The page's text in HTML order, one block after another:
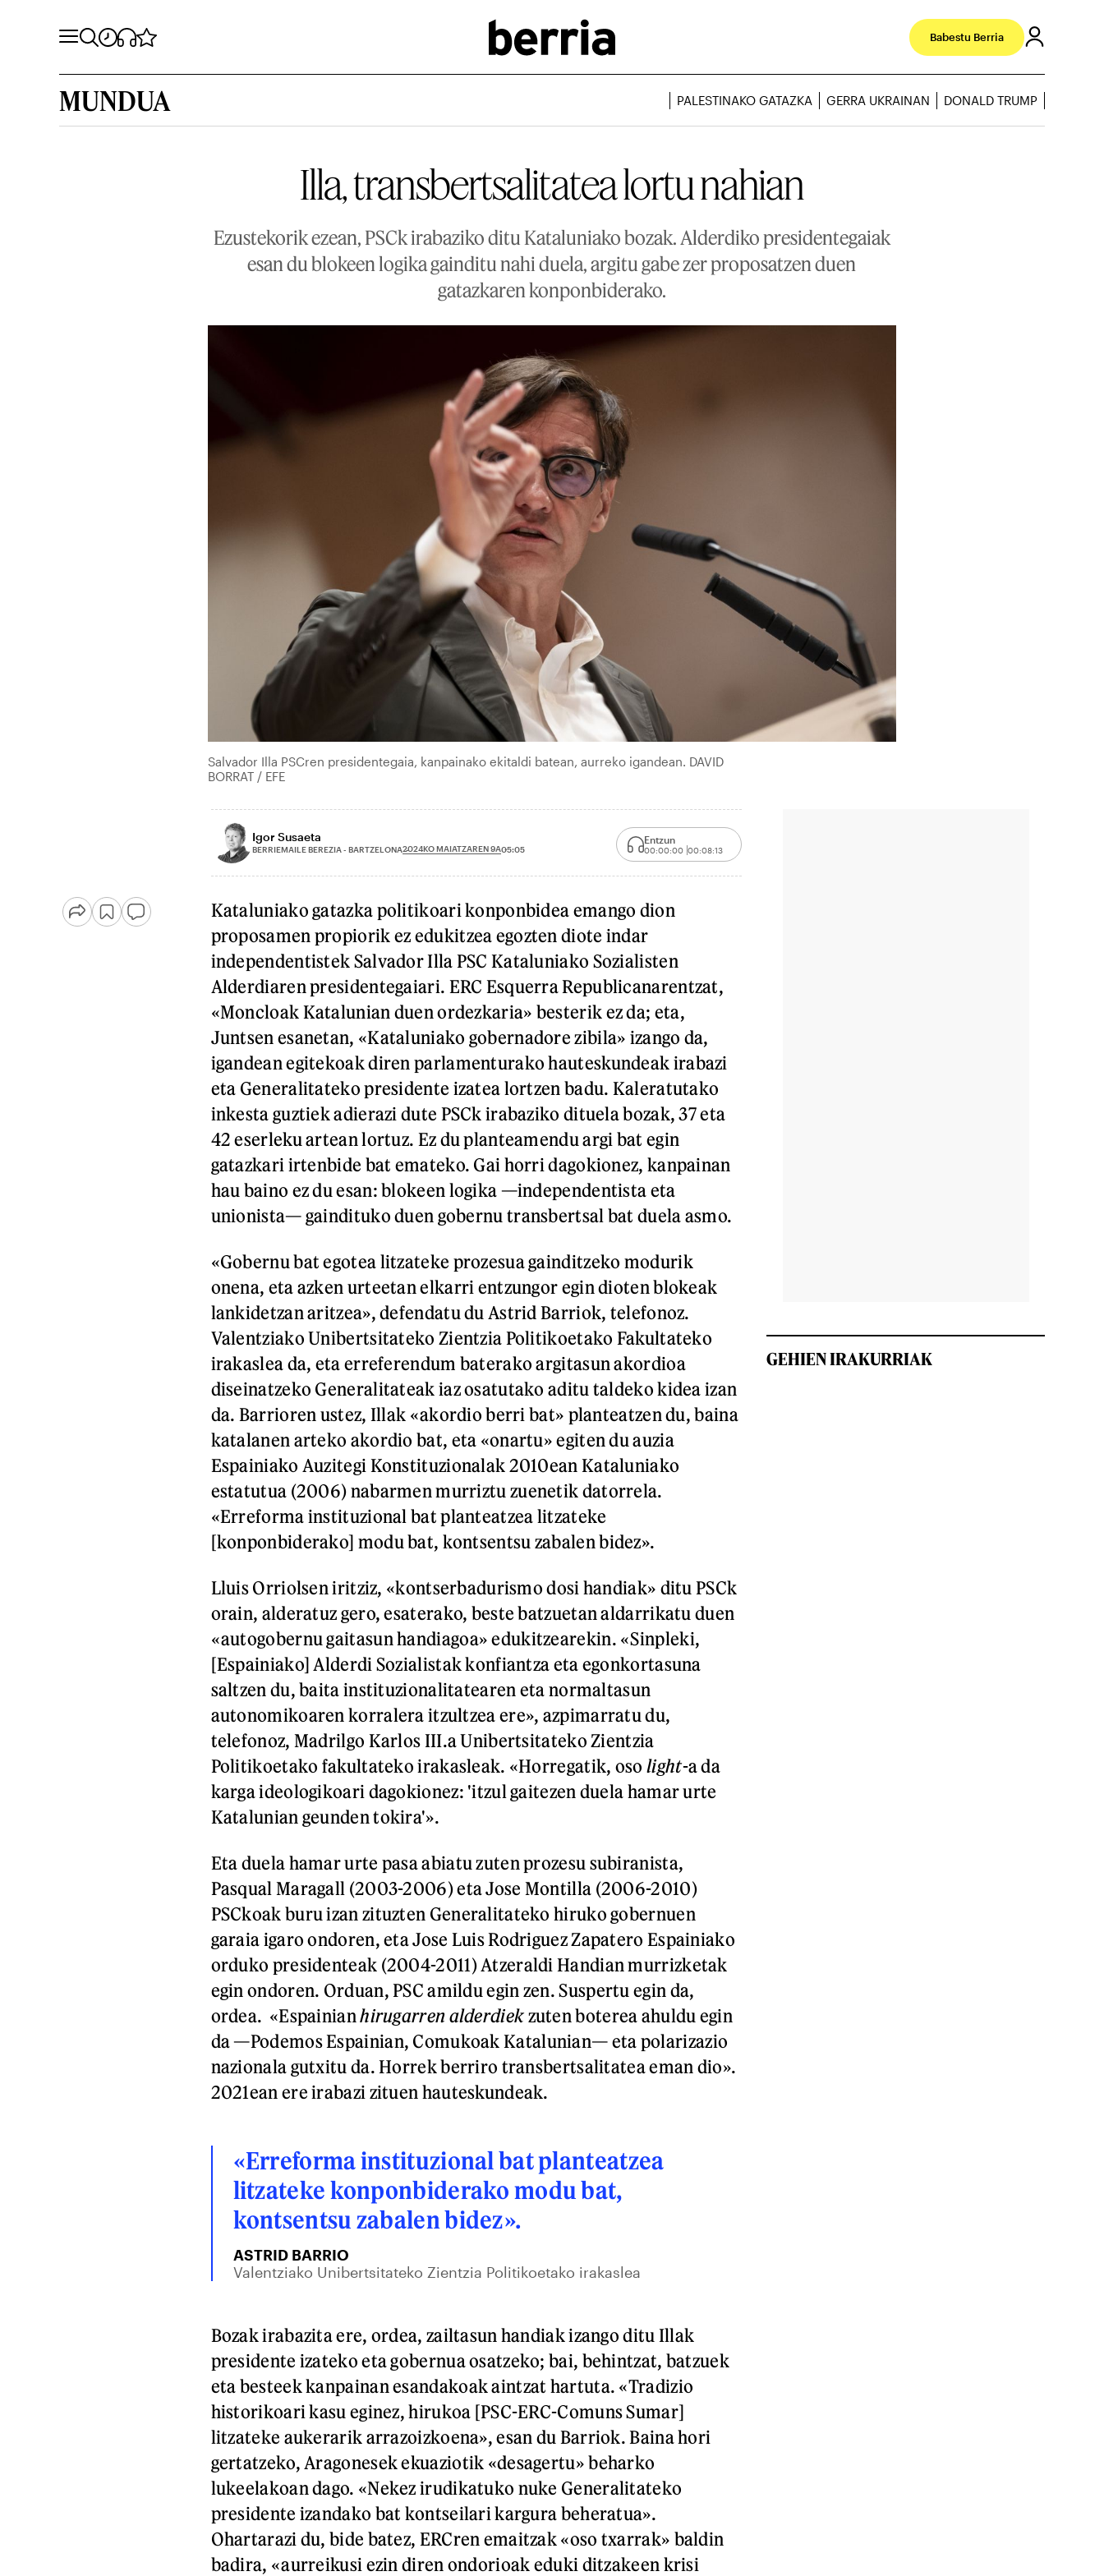
Babestu Berria
MUNDUA PALESTINAKO GATAZKA GERRA UKRAINAN DONALD TRUMP
Illa, transbertsalitatea lortu nahian
Ezustekorik ezean, PSCk irabaziko ditu Kataluniako bozak. Alderdiko presidentegaiak
esan du blokeen logika gainditu nahi duela, argitu gabe zer proposatzen duen
gatazkaren konponbiderako.
Salvador Illa PSCren presidentegaia, kanpainako ekitaldi batean, aurreko igandean. DAVID
BORRAT / EFE
Igor Susaeta
BERRIEMAILE BEREZIA - BARTZELONA2024KO MAIATZAREN 9A05:05
Entzun
00:00:00 00:08:13
Kataluniako gatazka politikoari konponbidea emango dion
proposamen propiorik ez edukitzea egozten diote indar
independentistek Salvador Illa PSC Kataluniako Sozialisten
Alderdiaren presidentegaiari. ERC Esquerra Republicanarentzat,
«Moncloak Katalunian duen ordezkaria» besterik ez da; eta,
Juntsen esanetan, «Kataluniako gobernadore zibila» izango da,
igandean egitekoak diren parlamenturako hauteskundeak irabazi
eta Generalitateko presidente izatea lortzen badu. Kaleratutako
inkesta guztiek adierazi dute PSCk irabaziko dituela bozak, 37 eta
42 eserleku artean lortuz. Ez du planteamendu argi bat egin
gatazkari irtenbide bat emateko. Gai horri dagokionez, kanpainan
hau baino ez du esan: blokeen logika —independentista eta
unionista— gaindituko duen gobernu transbertsal bat duela asmo.
«Gobernu bat egotea litzateke prozesua gainditzeko modurik
onena, eta azken urteetan elkarri entzungor egin dioten blokeak
lankidetzan aritzea», defendatu du Astrid Barriok, telefonoz.
Valentziako Unibertsitateko Zientzia Politikoetako Fakultateko
irakaslea da, eta erreferendum baterako argitasun akordioa
diseinatzeko Generalitateak iaz osatutako aditu taldeko kidea izan
da. Barrioren ustez, Illak «akordio berri bat» planteatzen du, baina
katalanen arteko akordio bat, eta «onartu» egiten du auzia
Espainiako Auzitegi Konstituzionalak 2010ean Kataluniako
estatutua (2006) nabarmen murriztu zuenetik datorrela.
«Erreforma instituzional bat planteatzea litzateke
[konponbiderako] modu bat, kontsentsu zabalen bidez».
Lluis Orriolsen iritziz, «kontserbadurismo dosi handiak» ditu PSCk
orain, alderatuz gero, esaterako, beste batzuetan aldarrikatu duen
«autogobernu gaitasun handiagoa» edukitzearekin. «Sinpleki,
[Espainiako] Alderdi Sozialistak konfiantza eta egonkortasuna
saltzen du, baita instituzionalitatearen eta normaltasun
autonomikoaren korralera itzultzea ere», azpimarratu du,
telefonoz, Madrilgo Karlos III.a Unibertsitateko Zientzia
Politikoetako fakultateko irakasleak. «Horregatik, oso light-a da
karga ideologikoari dagokionez: 'itzul gaitezen duela hamar urte
Katalunian geunden tokira'».
Eta duela hamar urte pasa abiatu zuten prozesu subiranista,
Pasqual Maragall (2003-2006) eta Jose Montilla (2006-2010)
PSCkoak buru izan zituzten Generalitateko hiruko gobernuen
garaia igaro ondoren, eta Jose Luis Rodriguez Zapatero Espainiako
orduko presidenteak (2004-2011) Atzeraldi Handian murrizketak
egin ondoren. Orduan, PSC amildu egin zen. Suspertu egin da,
ordea. «Espainianhirugarren alderdiekzuten boterea ahuldu egin
da —Podemos Espainian, Comukoak Katalunian— eta polarizazio
nazionala gutxitu da. Horrek berriro transbertsalitatea eman dio».
2021ean ere irabazi zituen hauteskundeak.
«Erreforma instituzional bat planteatzea
litzateke konponbiderako modu bat,
kontsentsu zabalen bidez».
ASTRID BARRIO
Valentziako Unibertsitateko Zientzia Politikoetako irakaslea
Bozak irabazita ere, ordea, zailtasun handiak izango ditu Illak
presidente izateko eta gobernua osatzeko; bai, behintzat, batzuek
eta besteek kanpainan esandakoak aintzat hartuta. «Tradizio
historikoari kasu eginez, hirukoa [PSC-ERC-Comuns Sumar]
litzateke aukerarik arrazoizkoena», esan du Barriok. Baina hori
gertatzeko, Aragonesek ekuaziotik «desagertu» beharko
lukeelakoan dago. «Nekez irudikatuko nuke Generalitateko
presidente izandako bat kontseilari kargura beheratua».
Ohartarazi du, bide batez, ERCren emaitzak «oso txarrak» baldin
badira, «aurreikusi ezin diren ondorioak eduki ditzakeen krisi
GEHIEN IRAKURRIAK